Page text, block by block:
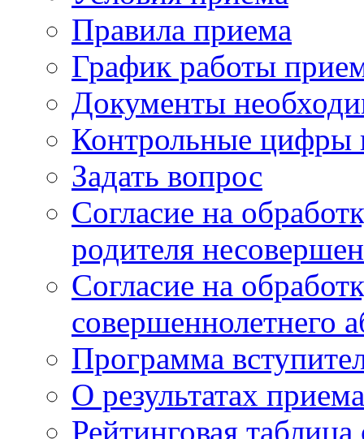
Правила приема
График работы
Документы
Контрольные цифры
Задать вопрос
Согласие на
родителя
Согласие на
совершеннолетнего
Программа
О результатах приема
Рейтинговая